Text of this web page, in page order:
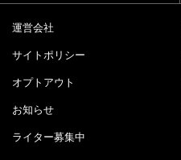
運営会社
サイトポリシー
オプトアウト
お知らせ
ライター募集中